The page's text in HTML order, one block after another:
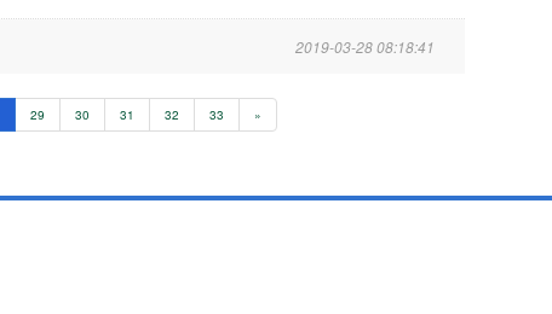
2019-03-28 08:18:41
29 30 31 32 33 »